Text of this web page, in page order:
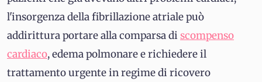
l'insorgenza della fibrillazione atriale può
addirittura portare alla comparsa di scompenso
cardiaco, edema polmonare e richiedere il
trattamento urgente in regime di ricovero